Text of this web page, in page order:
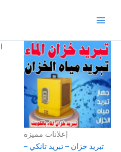
إعلانات مميزة
تبريد خزان – تبريد تانكي –